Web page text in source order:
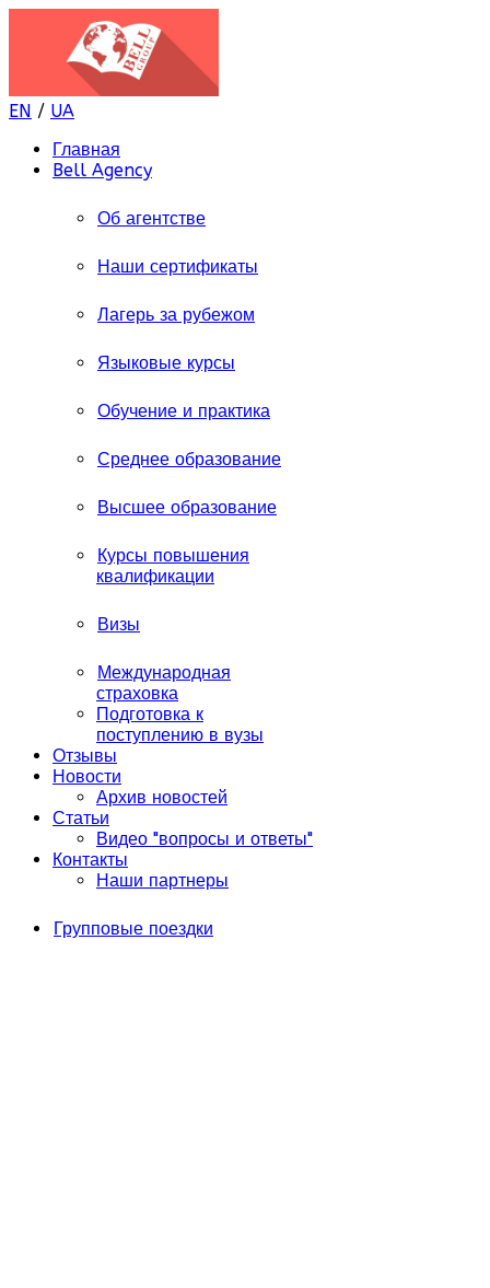
EN / UA
Главная
Bell Agency
Об агентстве
Наши сертификаты
Лагерь за рубежом
Языковые курсы
Обучение и практика
Среднее образование
Высшее образование
Курсы повышения
квалификации
Визы
Международная
страховка
Подготовка к
поступлению в вузы
Отзывы
Новости
Архив новостей
Статьи
Видео "вопросы и ответы"
Контакты
Наши партнеры
Групповые поездки